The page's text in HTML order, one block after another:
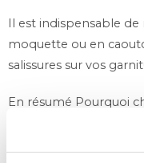
Il est indispensable
moquette ou en
salissures sur vos
En résumé Pourquoi